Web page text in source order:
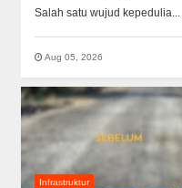
Salah satu wujud kepedulia...
Aug 05, 2026
Infrastruktur